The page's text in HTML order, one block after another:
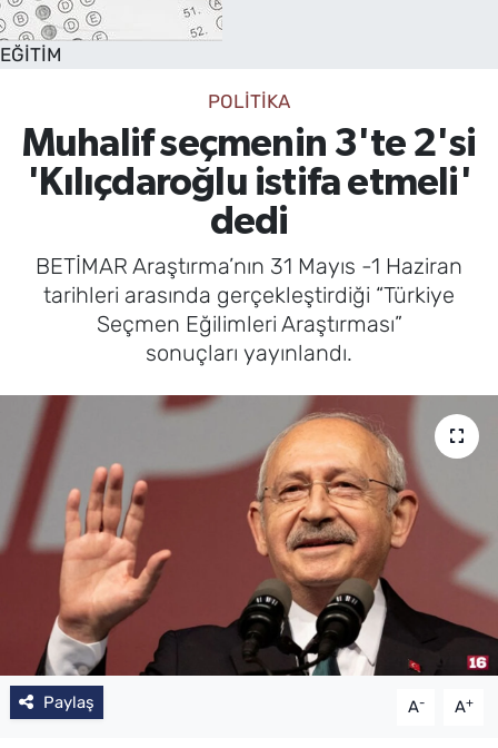
EĞİTİM
POLİTİKA
Muhalif seçmenin 3'te 2'si
'Kılıçdaroğlu istifa etmeli'
dedi
BETİMAR Araştırma’nın 31 Mayıs -1 Haziran
tarihleri arasında gerçekleştirdiği “Türkiye
Seçmen Eğilimleri Araştırması”
sonuçları yayınlandı.
Paylaş A- A+